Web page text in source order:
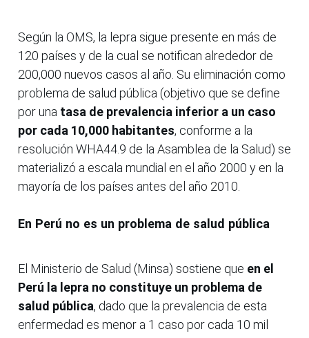
Según la OMS, la lepra sigue presente en más de
120 países y de la cual se notifican alrededor de
200,000 nuevos casos al año. Su eliminación como
problema de salud pública (objetivo que se define
por una tasa de prevalencia inferior a un caso
por cada 10,000 habitantes, conforme a la
resolución WHA44.9 de la Asamblea de la Salud) se
materializó a escala mundial en el año 2000 y en la
mayoría de los países antes del año 2010.
En Perú no es un problema de salud pública
El Ministerio de Salud (Minsa) sostiene que en el
Perú la lepra no constituye un problema de
salud pública, dado que la prevalencia de esta
enfermedad es menor a 1 caso por cada 10 mil